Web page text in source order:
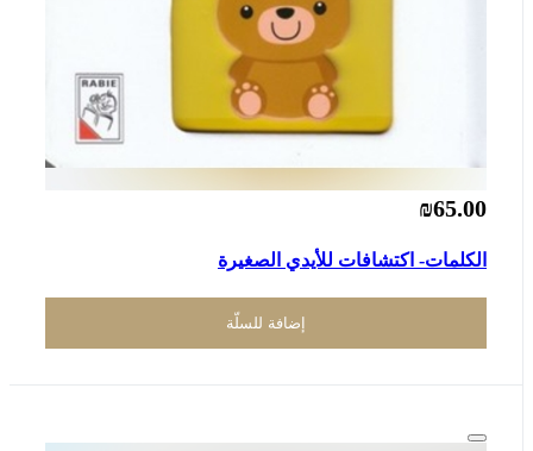
₪65.00
الكلمات- اكتشافات للأيدي الصغيرة
إضافة للسلّة